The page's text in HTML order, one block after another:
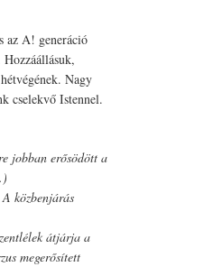
az A! generáció
Nagy
cselekvő Istennel.
jobban erősödött a
közbenjárás
átjárja a
megerősített